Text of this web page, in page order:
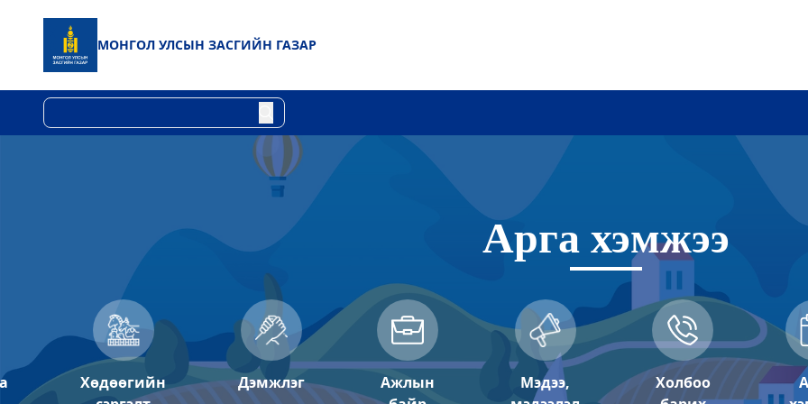
МОНГОЛ УЛСЫН ЗАСГИЙН ГАЗАР
Арга хэмжээ
Хөдөөгийн
Дэмжлэг
Ажлын
Мэдээ,
Холбоо